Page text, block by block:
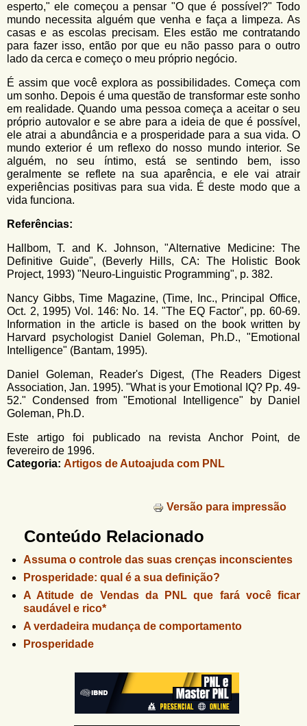
esperto," ele começou a pensar "O que é possível?" Todo
mundo necessita alguém que venha e faça a limpeza. As
casas e as escolas precisam. Eles estão me contratando
para fazer isso, então por que eu não passo para o outro
lado da cerca e começo o meu próprio negócio.
É assim que você explora as possibilidades. Começa com
um sonho. Depois é uma questão de transformar este sonho
em realidade. Quando uma pessoa começa a aceitar o seu
próprio autovalor e se abre para a ideia de que é possível,
ele atrai a abundância e a prosperidade para a sua vida. O
mundo exterior é um reflexo do nosso mundo interior. Se
alguém, no seu íntimo, está se sentindo bem, isso
geralmente se reflete na sua aparência, e ele vai atrair
experiências positivas para sua vida. É deste modo que a
vida funciona.
Referências:
Hallbom, T. and K. Johnson, "Alternative Medicine: The
Definitive Guide", (Beverly Hills, CA: The Holistic Book
Project, 1993) "Neuro-Linguistic Programming", p. 382.
Nancy Gibbs, Time Magazine, (Time, Inc., Principal Office,
Oct. 2, 1995) Vol. 146: No. 14. "The EQ Factor", pp. 60-69.
Information in the article is based on the book written by
Harvard psychologist Daniel Goleman, Ph.D., "Emotional
Intelligence" (Bantam, 1995).
Daniel Goleman, Reader's Digest, (The Readers Digest
Association, Jan. 1995). "What is your Emotional IQ? Pp. 49-
52." Condensed from "Emotional Intelligence" by Daniel
Goleman, Ph.D.
Este artigo foi publicado na revista Anchor Point, de
fevereiro de 1996.
Categoria: Artigos de Autoajuda com PNL
Versão para impressão
Conteúdo Relacionado
Assuma o controle das suas crenças inconscientes
Prosperidade: qual é a sua definição?
A Atitude de Vendas da PNL que fará você ficar
saudável e rico*
A verdadeira mudança de comportamento
Prosperidade